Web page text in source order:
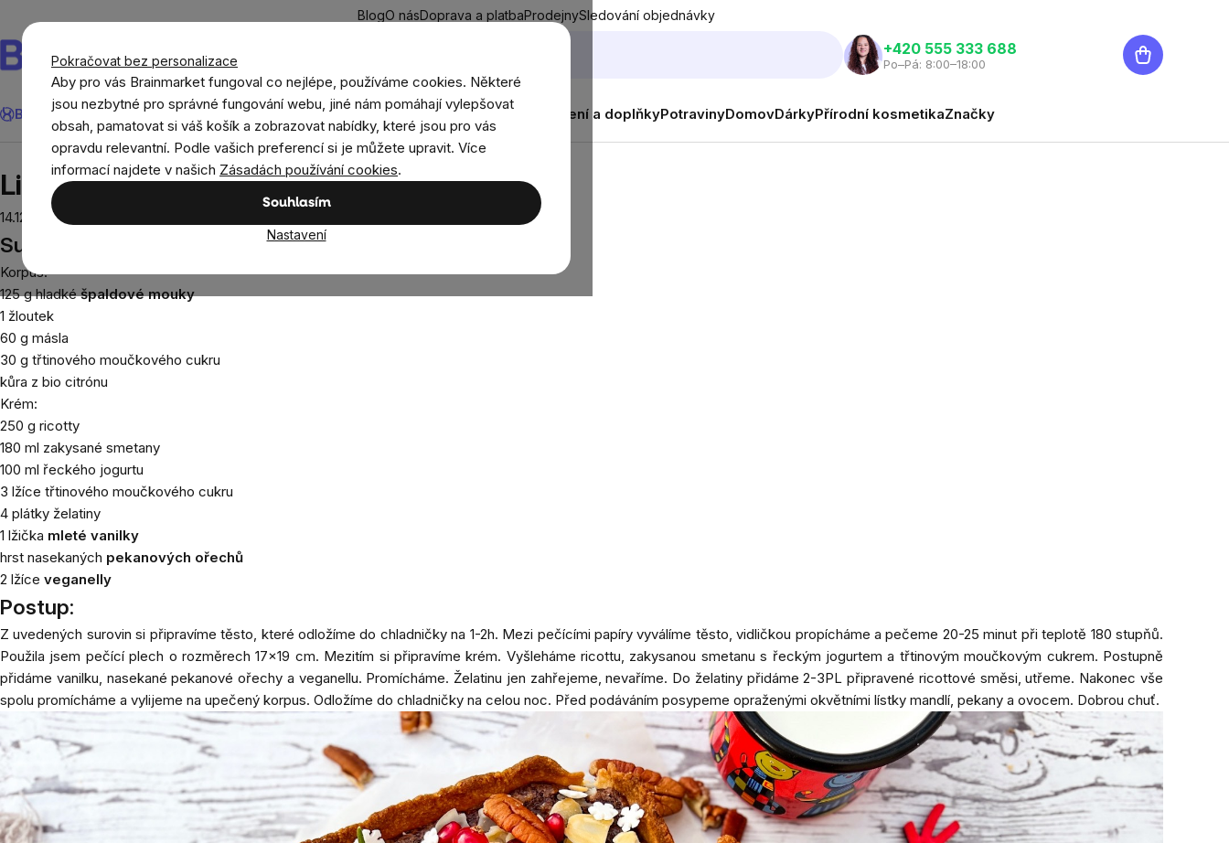
Pokračovat bez personalizace
Aby pro vás Brainmarket fungoval co nejlépe, používáme cookies. Některé
jsou nezbytné pro správné fungování webu, jiné nám pomáhají vylepšovat
obsah, pamatovat si váš košík a zobrazovat nabídky, které jsou pro vás
opravdu relevantní. Podle vašich preferencí si je můžete upravit. Více
informací najdete v našich Zásadách používání cookies.
Souhlasím
Nastavení
obsah
BlogO násDoprava a platbaProdejnySledování objednávky
Hledat
‭+420 555 333 688
Po–Pá: 8:00–18:00
Nákupní
košík
BrainMax® Léto Ušetři CíleDoplňky stravy a výživaNovinkyMužiŽenyDěti Oblečení a doplňkyPotravinyDomovDárkyPřírodní kosmetikaZnačky
Recepty Sladké recepty Linecký čoko koláč
Linecký čoko koláč
14.12.2022
Suroviny:
Korpus:
125 g hladkéšpaldové mouky
1 žloutek
60 g másla
30 g třtinového moučkového cukru
kůra z bio citrónu
Krém:
250 g ricotty
180 ml zakysané smetany
100 ml řeckého jogurtu
3 lžíce třtinového moučkového cukru
4 plátky želatiny
1 lžička mleté vanilky
hrst nasekaných pekanových ořechů
2 lžíce veganelly
Postup:
Z uvedených surovin si připravíme těsto, které odložíme do chladničky na 1-2h. Mezi pečícími papíry vyválíme těsto, vidličkou propícháme a pečeme 20-25 minut při teplotě 180 stupňů.
Použila jsem pečící plech o rozměrech 17x19 cm. Mezitím si připravíme krém. Vyšleháme ricottu, zakysanou smetanu s řeckým jogurtem a třtinovým moučkovým cukrem. Postupně
přidáme vanilku, nasekané pekanové ořechy a veganellu. Promícháme. Želatinu jen zahřejeme, nevaříme. Do želatiny přidáme 2-3PL připravené ricottové směsi, utřeme. Nakonec vše
spolu promícháme a vylijeme na upečený korpus. Odložíme do chladničky na celou noc. Před podáváním posypeme opraženými okvětními lístky mandlí, pekany a ovocem. Dobrou chuť.